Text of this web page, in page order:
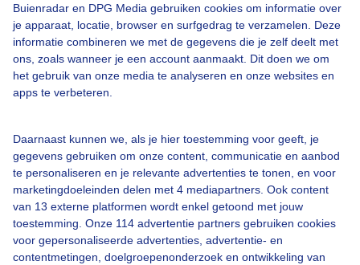
Buienradar en DPG Media gebruiken cookies om informatie over
je apparaat, locatie, browser en surfgedrag te verzamelen. Deze
informatie combineren we met de gegevens die je zelf deelt met
ons, zoals wanneer je een account aanmaakt. Dit doen we om
het gebruik van onze media te analyseren en onze websites en
apps te verbeteren.
Daarnaast kunnen we, als je hier toestemming voor geeft, je
gegevens gebruiken om onze content, communicatie en aanbod
te personaliseren en je relevante advertenties te tonen, en voor
marketingdoeleinden delen met 4 mediapartners. Ook content
van 13 externe platformen wordt enkel getoond met jouw
toestemming. Onze 114 advertentie partners gebruiken cookies
voor gepersonaliseerde advertenties, advertentie- en
contentmetingen, doelgroepenonderzoek en ontwikkeling van
Bekijk slideshow
Over Buienradar